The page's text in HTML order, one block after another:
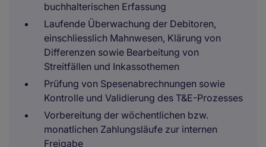
buchhalterischen Erfassung
Laufende Überwachung der Debitoren,
einschliesslich Mahnwesen, Klärung von
Differenzen sowie Bearbeitung von
Streitfällen und Inkassothemen
Prüfung von Spesenabrechnungen sowie
Kontrolle und Validierung des T&E-Prozesses
Vorbereitung der wöchentlichen bzw.
monatlichen Zahlungsläufe zur internen
Freigabe